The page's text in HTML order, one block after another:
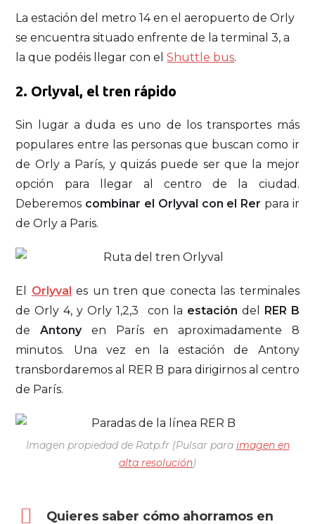
La estación del metro 14 en el aeropuerto de Orly
se encuentra situado enfrente de la terminal 3, a
la que podéis llegar con elShuttle bus.
2. Orlyval, el tren rápido
Sin lugar a duda es uno de los transportes más
populares entre las personas que buscan como ir
de Orly a París, y quizás puede ser que la mejor
opción para llegar al centro de la ciudad.
Deberemos combinar el Orlyval con el Rer para ir
de Orly a Paris.
El Orlyval es un tren que conecta las terminales
de Orly 4, y Orly 1,2,3 con la estación del RER B
deAntonyen París en aproximadamente 8
minutos. Una vez en la estación de Antony
transbordaremos al RER B para dirigirnos al centro
de París.
Imagen propiedad de Ratp.fr (Pulsar para imagen en
alta resolución)
Quieres saber cómo ahorramos en